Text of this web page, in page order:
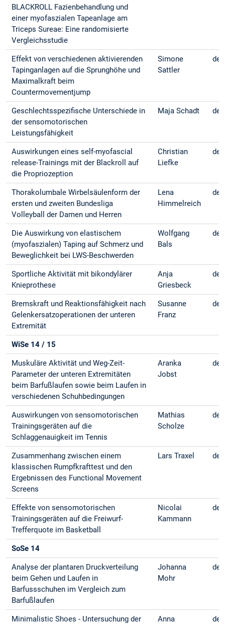
BLACKROLL Fazienbehandlung und
einer myofaszialen Tapeanlage am
Triceps Sureae: Eine randomisierte
Vergleichsstudie
Effekt von verschiedenen aktivierenden
Tapinganlagen auf die Sprunghöhe und
Maximalkraft beim
Countermovementjump
Simone
Sattler
Geschlechtsspezifische Unterschiede in
der sensomotorischen
Leistungsfähigkeit
Maja Schadt
Auswirkungen eines self-myofascial
release-Trainings mit der Blackroll auf
die Propriozeption
Christian
Liefke
Thorakolumbale Wirbelsäulenform der
ersten und zweiten Bundesliga
Volleyball der Damen und Herren
Lena
Himmelreich
Die Auswirkung von elastischem
(myofaszialen) Taping auf Schmerz und
Beweglichkeit bei LWS-Beschwerden
Wolfgang
Bals
Sportliche Aktivität mit bikondylärer
Knieprothese
Anja
Griesbeck
Bremskraft und Reaktionsfähigkeit nach
Gelenkersatzoperationen der unteren
Extremität
Susanne
Franz
WiSe 14 / 15
Muskuläre Aktivität und Weg-Zeit-
Parameter der unteren Extremitäten
beim Barfußlaufen sowie beim Laufen in
verschiedenen Schuhbedingungen
Aranka
Jobst
Auswirkungen von sensomotorischen
Trainingsgeräten auf die
Schlaggenauigkeit im Tennis
Mathias
Scholze
Zusammenhang zwischen einem
klassischen Rumpfkrafttest und den
Ergebnissen des Functional Movement
Screens
Lars Traxel
Effekte von sensomotorischen
Trainingsgeräten auf die Freiwurf-
Trefferquote im Basketball
Nicolai
Kammann
SoSe 14
Analyse der plantaren Druckverteilung
beim Gehen und Laufen in
Barfussschuhen im Vergleich zum
Barfußlaufen
Johanna
Mohr
Minimalistic Shoes - Untersuchung der
Anna